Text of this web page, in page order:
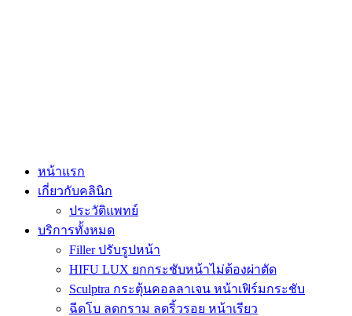
หน้าแรก
เกี่ยวกับคลินิก
ประวัติแพทย์
บริการทั้งหมด
Filler ปรับรูปหน้า
HIFU LUX ยกกระชับหน้าไม่ต้องผ่าตัด
Sculptra กระตุ้นคอลลาเจน หน้าเฟิร์มกระชับ
ฉีดโบ ลดกราม ลดริ้วรอย หน้าเรียว